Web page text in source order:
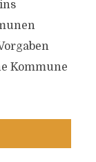
Kommune